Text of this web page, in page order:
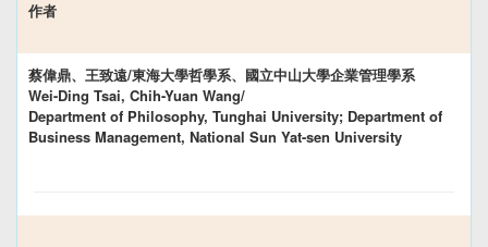
作者
蔡偉鼎、王致遠/東海大學哲學系、國立中山大學企業管理學系
Wei-Ding Tsai, Chih-Yuan Wang/
Department of Philosophy, Tunghai University; Department of
Business Management, National Sun Yat-sen University